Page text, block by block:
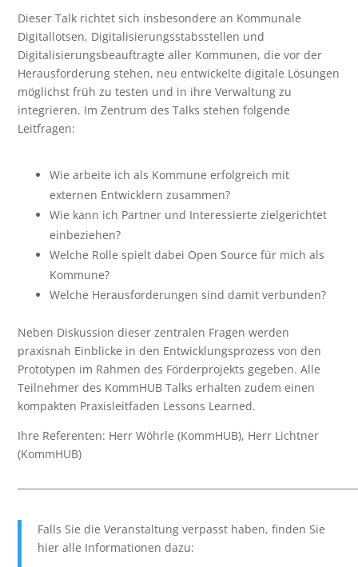
Dieser Talk richtet sich insbesondere an Kommunale
Digitallotsen, Digitalisierungsstabsstellen und
Digitalisierungsbeauftragte aller Kommunen, die vor der
Herausforderung stehen, neu entwickelte digitale Lösungen
möglichst früh zu testen und in ihre Verwaltung zu
integrieren. Im Zentrum des Talks stehen folgende
Leitfragen:
Wie arbeite ich als Kommune erfolgreich mit
externen Entwicklern zusammen?
Wie kann ich Partner und Interessierte zielgerichtet
einbeziehen?
Welche Rolle spielt dabei Open Source für mich als
Kommune?
Welche Herausforderungen sind damit verbunden?
Neben Diskussion dieser zentralen Fragen werden
praxisnah Einblicke in den Entwicklungsprozess von den
Prototypen im Rahmen des Förderprojekts gegeben. Alle
Teilnehmer des KommHUB Talks erhalten zudem einen
kompakten Praxisleitfaden Lessons Learned.
Ihre Referenten: Herr Wöhrle (KommHUB), Herr Lichtner
(KommHUB)
Falls Sie die Veranstaltung verpasst haben, finden Sie
hier alle Informationen dazu: